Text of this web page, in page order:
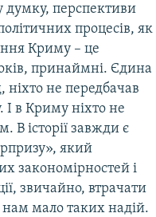
думку, перспективи
процесів, як
Криму – це
принаймні. Єдина
ніхто не передбачав
І в Криму ніхто не
В історії завжди є
який
закономірностей і
звичайно, втрачати
мало таких надій.